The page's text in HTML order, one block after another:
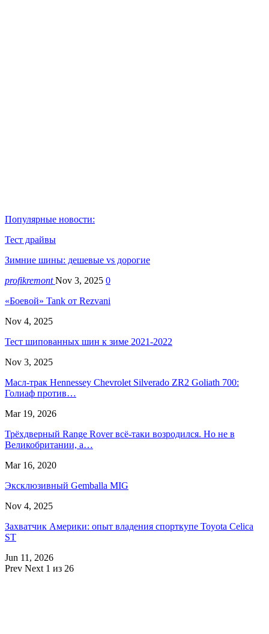
Популярные новости:
Тест драйвы
Зимние шины: дешевые vs дорогие
profikremontNov 3, 2025 0
«Боевой» Tank от Rezvani
Nov 4, 2025
Тест шипованных шин к зиме 2021-2022
Nov 3, 2025
Масл-трак Hennessey Chevrolet Silverado ZR2 Goliath 700:
Голиаф против…
Mar 19, 2026
Трёхдверный Range Rover всё-таки возродился. Но не в
Великобритании, а…
Mar 16, 2020
Эксклюзивный Gemballa MIG
Nov 4, 2025
Захватчик Америки: опыт владения спорткупе Toyota Celica
ST
Jun 11, 2026
Prev Next 1 из 26